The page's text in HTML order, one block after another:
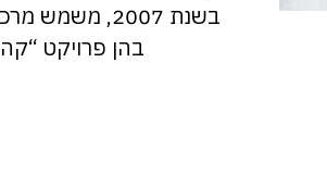
בשנת 2007,
בהן פרויקט